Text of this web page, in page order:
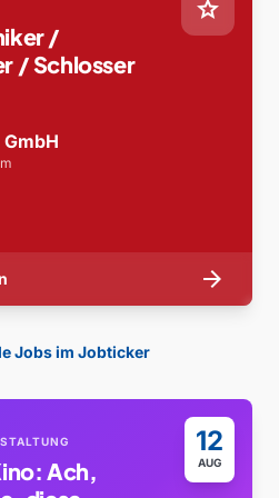
star
/
/ Schlosser
GmbH
arrow_forward
Jobs im Jobticker
12
AUG
Ach,